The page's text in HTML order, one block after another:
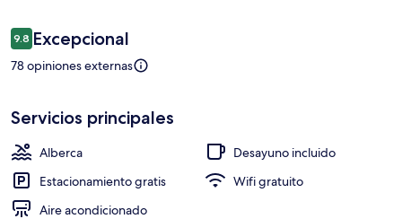
Opiniones
9.89.8 de 10,
Excepcional
78 opiniones externas
Servicios principales
Alberca
Desayuno incluido
Estacionamiento gratis
Wifi gratuito
Aire acondicionado